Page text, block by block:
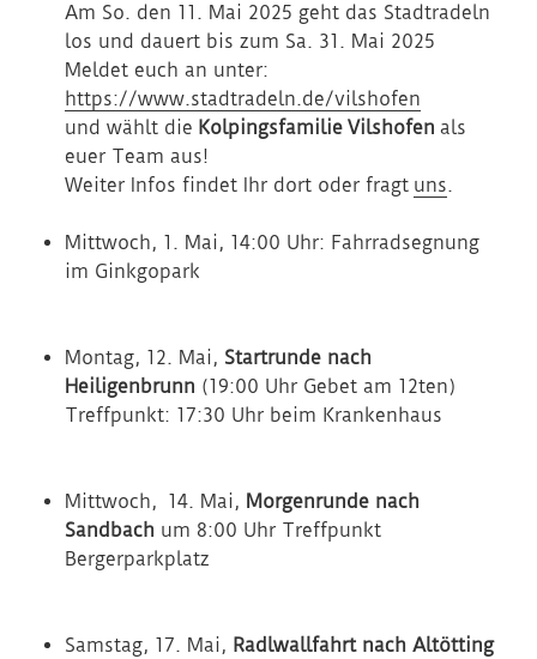
Am So. den 11. Mai 2025 geht das Stadtradeln
los und dauert bis zum Sa. 31. Mai 2025
Meldet euch an unter:
https://www.stadtradeln.de/vilshofen
und wählt die Kolpingsfamilie Vilshofenals
euer Team aus!
Weiter Infos findet Ihr dort oder fragt uns.
Mittwoch, 1. Mai, 14:00 Uhr: Fahrradsegnung
im Ginkgopark
Montag, 12. Mai, Startrunde nach
Heiligenbrunn (19:00 Uhr Gebet am 12ten)
Treffpunkt: 17:30 Uhr beim Krankenhaus
Mittwoch, 14. Mai, Morgenrunde nach
Sandbach um 8:00 Uhr Treffpunkt
Bergerparkplatz
Samstag, 17. Mai, Radlwallfahrt nach Altötting